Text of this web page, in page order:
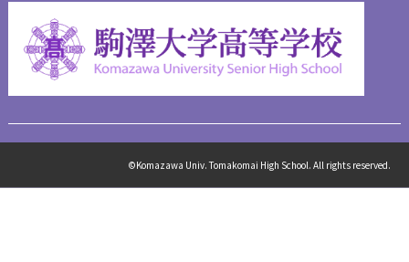
©Komazawa Univ. Tomakomai High School. All rights reserved.